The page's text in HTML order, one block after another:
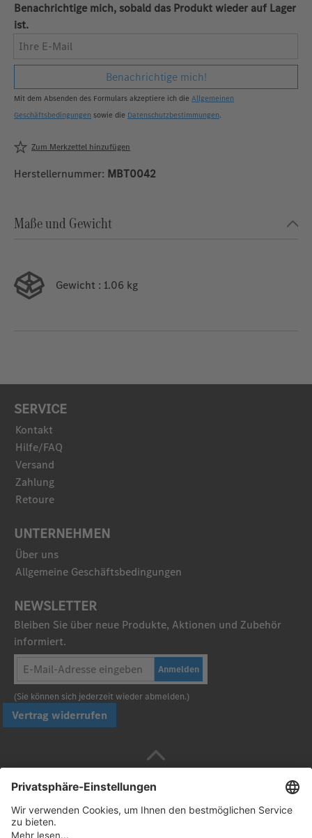
Benachrichtige mich, sobald das Produkt wieder auf Lager
ist.
Ihre E-Mail
Benachrichtige mich!
Mit dem Absenden des Formulars akzeptiere ich die Allgemeinen
Geschäftsbedingungen sowie die Datenschutzbestimmungen.
Zum Merkzettel hinzufügen
Herstellernummer: MBT0042
Maße und Gewicht
Gewicht : 1.06 kg
SERVICE
Kontakt
Hilfe/FAQ
Versand
Zahlung
Retoure
UNTERNEHMEN
Über uns
Allgemeine Geschäftsbedingungen
NEWSLETTER
Bleiben Sie über neue Produkte, Aktionen und Zubehör
informiert.
Anmelden
(Sie können sich jederzeit wieder abmelden.)
Vertrag widerrufen
Sicher bezahlen mit